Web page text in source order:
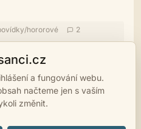
/hororové
2
a fungování webu.
načteme jen s vaším
změnit.